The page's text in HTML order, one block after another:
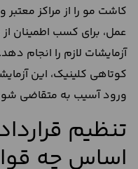
کاشت مو را از مراکز معتبر
عمل، برای کسب اطمینان
آزمایشات لازم را انجام
کوتاهی کلینیک، این
ورود آسیب به متقاضی
تنظیم
اساس چه